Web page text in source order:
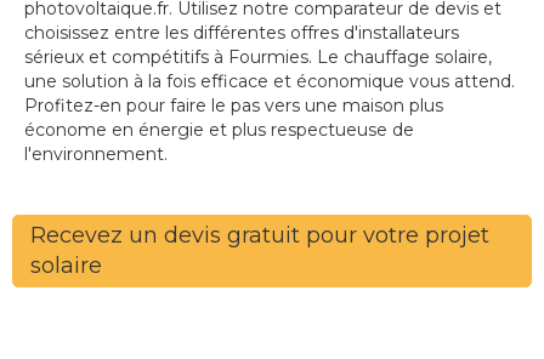
photovoltaique.fr. Utilisez notre comparateur de devis et
choisissez entre les différentes offres d'installateurs
sérieux et compétitifs à Fourmies. Le chauffage solaire,
une solution à la fois efficace et économique vous attend.
Profitez-en pour faire le pas vers une maison plus
économe en énergie et plus respectueuse de
l'environnement.
Recevez un devis gratuit pour votre projet
solaire